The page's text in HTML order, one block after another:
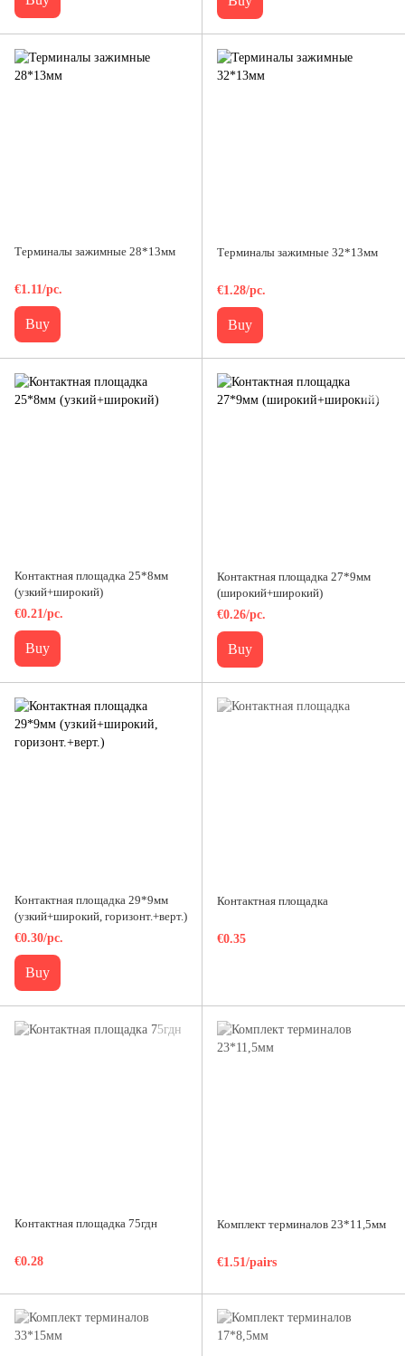
Терминалы зажимные 28*13мм
€1.11/pc.
Buy
Терминалы зажимные 32*13мм
€1.28/pc.
Buy
Контактная площадка 25*8мм
(узкий+широкий)
€0.21/pc.
Buy
Контактная площадка 27*9мм
(широкий+широкий)
€0.26/pc.
Buy
Контактная площадка 29*9мм
(узкий+широкий, горизонт.+верт.)
€0.30/pc.
Buy
Контактная площадка
€0.35
Контактная площадка 75гдн
€0.28
Комплект терминалов 23*11,5мм
€1.51/pairs